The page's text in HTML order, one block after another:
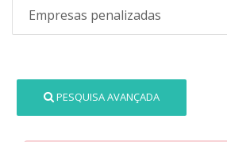
Empresas penalizadas
PESQUISA AVANÇADA